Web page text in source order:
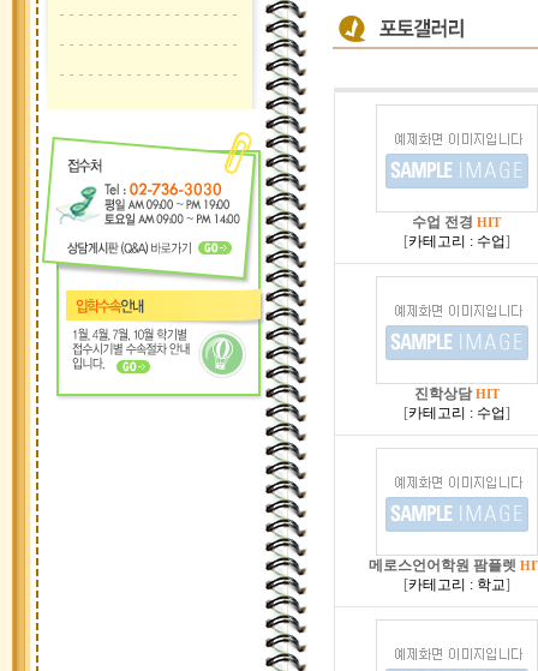
수업 전경 HIT
[카테고리 : 수업]
진학상담 HIT
[카테고리 : 수업]
메로스언어학원 팜플렛
[카테고리 : 학교]